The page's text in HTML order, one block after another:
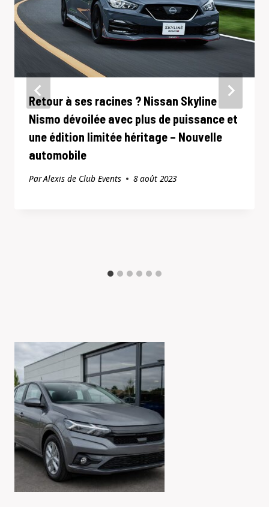
Retour à ses racines ? Nissan Skyline
Nismo dévoilée avec plus de puissance et
une édition limitée héritage – Nouvelle
automobile
ParAlexis de Club Events 8 août 2023